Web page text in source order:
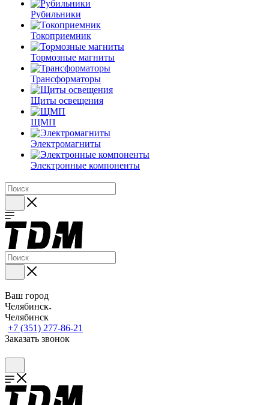
Рубильники
Токоприемник
Тормозные магниты
Трансформаторы
Щиты освещения
ЩМП
Электромагниты
Электронные компоненты
Ваш город
Челябинск
Челябинск
+7 (351) 277-86-21
Заказать звонок